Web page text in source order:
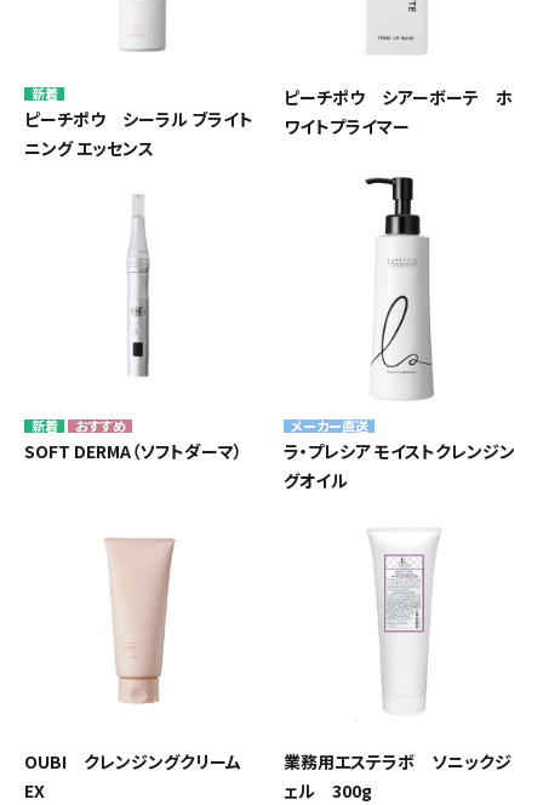
ピーチポウ シーラル ブライト
ニング エッセンス
ピーチポウ シアーボーテ ホ
ワイトプライマー
SOFT DERMA（ソフトダーマ）
メーカー直送
ラ・プレシア モイストクレンジン
グオイル
OUBI クレンジングクリーム
EX
業務用エステラボ ソニックジ
ェル 300g